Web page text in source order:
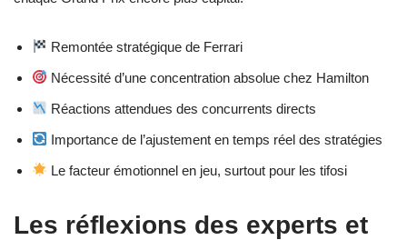
Remontée stratégique de Ferrari
Nécessité d’une concentration absolue chez Hamilton
Réactions attendues des concurrents directs
Importance de l’ajustement en temps réel des stratégies
Le facteur émotionnel en jeu, surtout pour les tifosi
Les réflexions des experts et